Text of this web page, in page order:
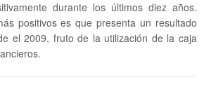
durante los últimos diez años.
positivos es que presenta un resultado
el 2009, fruto de la utilización de la caja